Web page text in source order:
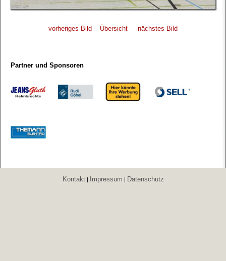
vorheriges Bild Übersicht nächstes Bild
Partner und Sponsoren
Kontakt| Impressum | Datenschutz